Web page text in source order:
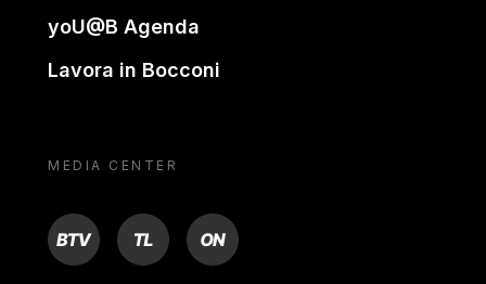
yoU@B Agenda
Lavora in Bocconi
MEDIA CENTER
BTV TL ON